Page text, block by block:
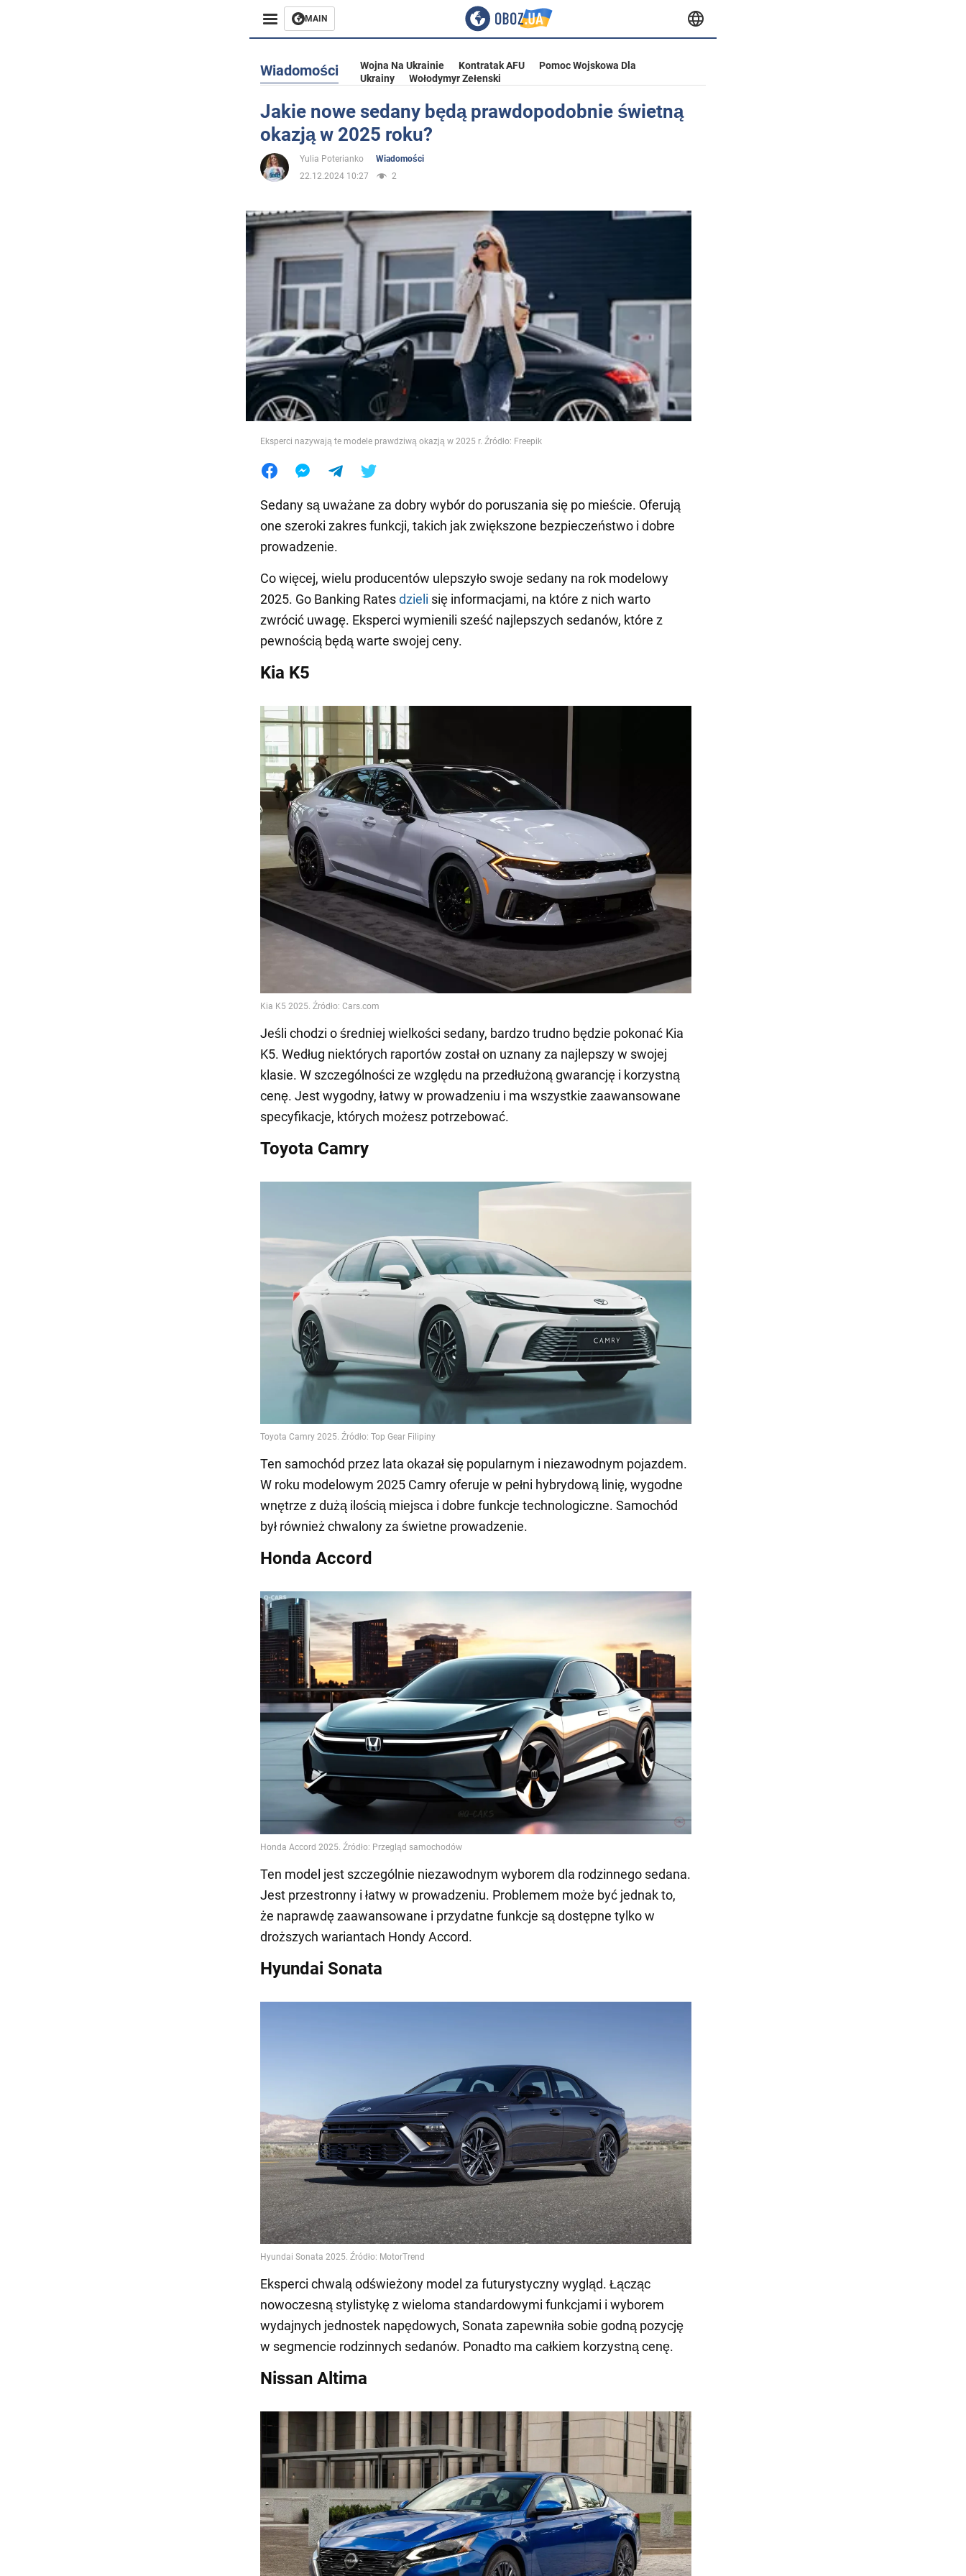
MAIN
Rozrywka
Życie
Społeczeństwo
Wojna na Ukrainie
Świat
Jedzenie
Wiadomości Wojna Na Ukrainie Kontratak AFU
Pomoc Wojskowa Dla
Ukrainy
Wołodymyr Zełenski
Jakie nowe sedany będą prawdopodobnie świetną
okazją w 2025 roku?
Yulia Poterianko
Wiadomości
22.12.2024 10:27
2
Eksperci nazywają te modele prawdziwą okazją w 2025 r. Źródło: Freepik
Sedany są uważane za dobry wybór do poruszania się po mieście. Oferują
one szeroki zakres funkcji, takich jak zwiększone bezpieczeństwo i dobre
prowadzenie.
Co więcej, wielu producentów ulepszyło swoje sedany na rok modelowy
2025. Go Banking Ratesdzieli się informacjami, na które z nich warto
zwrócić uwagę. Eksperci wymienili sześć najlepszych sedanów, które z
pewnością będą warte swojej ceny.
Kia K5
Jeśli chodzi o średniej wielkości sedany, bardzo trudno będzie pokonać Kia
K5. Według niektórych raportów został on uznany za najlepszy w swojej
klasie. W szczególności ze względu na przedłużoną gwarancję i korzystną
cenę. Jest wygodny, łatwy w prowadzeniu i ma wszystkie zaawansowane
specyfikacje, których możesz potrzebować.
Toyota Camry
Ten samochód przez lata okazał się popularnym i niezawodnym pojazdem.
W roku modelowym 2025 Camry oferuje w pełni hybrydową linię, wygodne
wnętrze z dużą ilością miejsca i dobre funkcje technologiczne. Samochód
był również chwalony za świetne prowadzenie.
Honda Accord
Ten model jest szczególnie niezawodnym wyborem dla rodzinnego sedana.
Jest przestronny i łatwy w prowadzeniu. Problemem może być jednak to,
że naprawdę zaawansowane i przydatne funkcje są dostępne tylko w
droższych wariantach Hondy Accord.
Hyundai Sonata
Eksperci chwalą odświeżony model za futurystyczny wygląd. Łącząc
nowoczesną stylistykę z wieloma standardowymi funkcjami i wyborem
wydajnych jednostek napędowych, Sonata zapewniła sobie godną pozycję
w segmencie rodzinnych sedanów. Ponadto ma całkiem korzystną cenę.
Nissan Altima